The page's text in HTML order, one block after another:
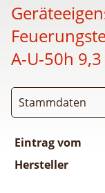
A-U-50h
Stammdaten
Eintrag vom
Hersteller